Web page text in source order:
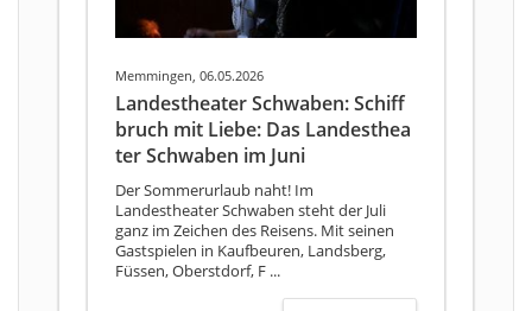
Memmingen, 06.05.2026
Landestheater Schwaben: Schiff
bruch mit Liebe: Das Landesthea
ter Schwaben im Juni
Der Sommerurlaub naht! Im
Landestheater Schwaben steht der Juli
ganz im Zeichen des Reisens. Mit seinen
Gastspielen in Kaufbeuren, Landsberg,
Füssen, Oberstdorf, F ...